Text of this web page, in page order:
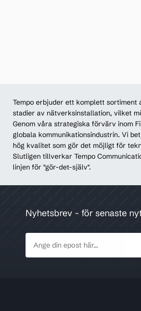
Tempo erbjuder ett komplett
stadier av nätverksinstallation, vilket
Genom våra strategiska förvärv inom
globala kommunikationsindustrin. Vi
hög kvalitet som gör det möjligt för
Slutligen tillverkar Tempo
linjen för "gör-det-själv".
Nyhetsbrev - för senaste